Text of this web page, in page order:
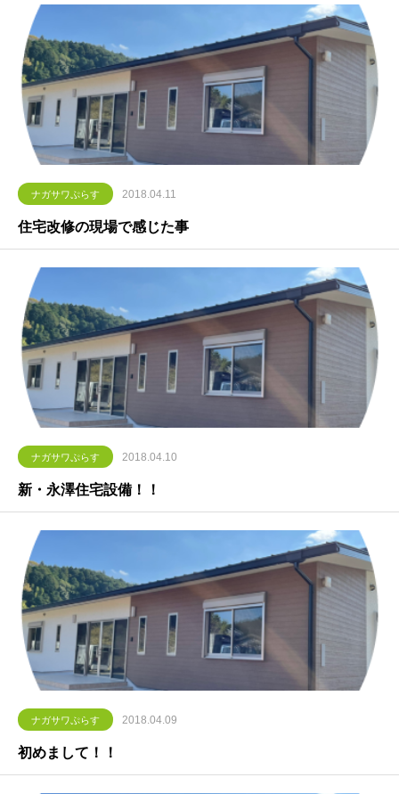
ナガサワぷらす 2018.04.11
住宅改修の現場で感じた事
ナガサワぷらす 2018.04.10
新・永澤住宅設備！！
ナガサワぷらす 2018.04.09
初めまして！！